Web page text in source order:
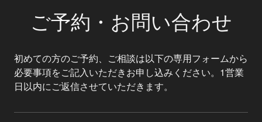
ご予約・お問い合わせ
初めての方のご予約、ご相談は以下の専用フォームから
必要事項をご記入いただきお申し込みください。1営業
日以内にご返信させていただきます。